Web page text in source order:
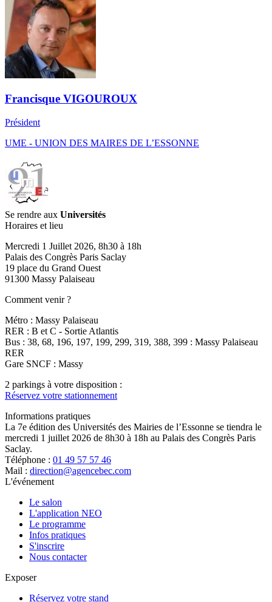
Francisque VIGOUROUX
Président
UME - UNION DES MAIRES DE L’ESSONNE
Se rendre aux Universités
Horaires et lieu
Mercredi 1 Juillet 2026, 8h30 à 18h
Palais des Congrès Paris Saclay
19 place du Grand Ouest
91300 Massy Palaiseau
Comment venir ?
Métro : Massy Palaiseau
RER : B et C - Sortie Atlantis
Bus : 38, 68, 196, 197, 199, 299, 319, 388, 399 : Massy Palaiseau
RER
Gare SNCF : Massy
2 parkings à votre disposition :
Réservez votre stationnement
Informations pratiques
La 7e édition des Universités des Mairies de l’Essonne se tiendra le
mercredi 1 juillet 2026 de 8h30 à 18h au Palais des Congrès Paris
Saclay.
Téléphone : 01 49 57 57 46
Mail : direction@agencebec.com
L'événement
Le salon
L'application NEO
Le programme
Infos pratiques
S'inscrire
Nous contacter
Exposer
Réservez votre stand